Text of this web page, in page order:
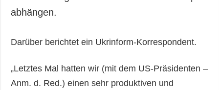
abhängen.
Darüber berichtet ein Ukrinform-Korrespondent.
„Letztes Mal hatten wir (mit dem US-Präsidenten –
Anm. d. Red.) einen sehr produktiven und